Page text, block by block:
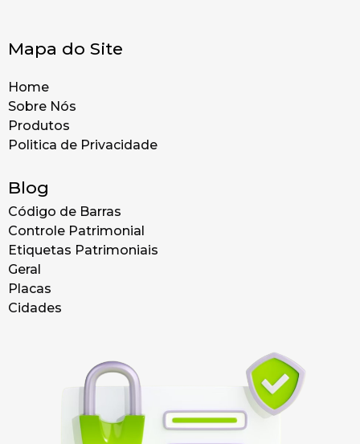
Mapa do Site
Home
Sobre Nós
Produtos
Politica de Privacidade
Blog
Código de Barras
Controle Patrimonial
Etiquetas Patrimoniais
Geral
Placas
Cidades